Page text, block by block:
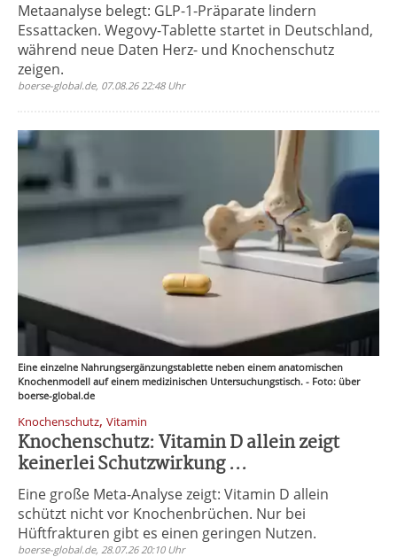
Metaanalyse belegt: GLP-1-Präparate lindern
Essattacken. Wegovy-Tablette startet in Deutschland,
während neue Daten Herz- und Knochenschutz
zeigen.
boerse-global.de, 07.08.26 22:48 Uhr
Eine einzelne Nahrungsergänzungstablette neben einem anatomischen
Knochenmodell auf einem medizinischen Untersuchungstisch. - Foto: über
boerse-global.de
Knochenschutz, Vitamin
Knochenschutz: Vitamin D allein zeigt
keinerlei Schutzwirkung ...
Eine große Meta-Analyse zeigt: Vitamin D allein
schützt nicht vor Knochenbrüchen. Nur bei
Hüftfrakturen gibt es einen geringen Nutzen.
boerse-global.de, 28.07.26 20:10 Uhr